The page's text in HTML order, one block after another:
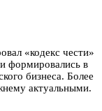
«кодекс чести»
формировались в
бизнеса. Более
актуальными.